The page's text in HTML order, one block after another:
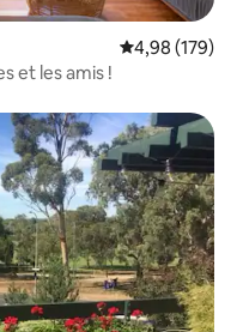
Évaluation
4,98 (179)
et les amis !